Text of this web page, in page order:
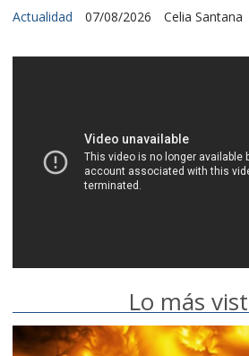
Celia Santana
Actualidad 07/08/2026
Lo más